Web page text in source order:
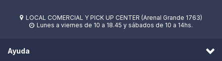
 LOCAL COMERCIAL Y PICK UP CENTER (Arenal Grande 1763)
 Lunes a viernes de 10 a 18.45 y sábados de 10 a 14hs.
Ayuda